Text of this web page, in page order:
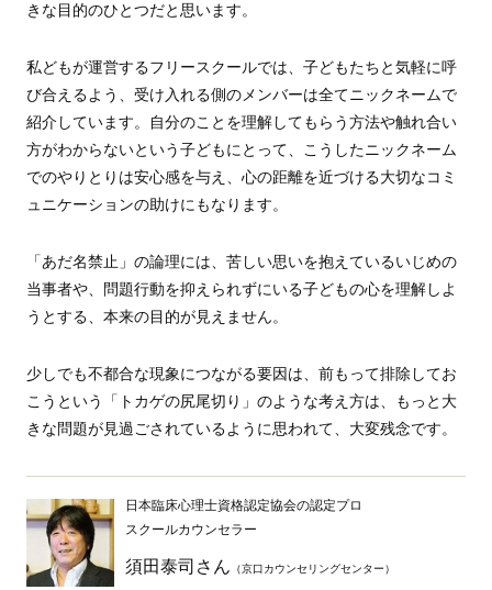
きな目的のひとつだと思います。
私どもが運営するフリースクールでは、子どもたちと気軽に呼
び合えるよう、受け入れる側のメンバーは全てニックネームで
紹介しています。自分のことを理解してもらう方法や触れ合い
方がわからないという子どもにとって、こうしたニックネーム
でのやりとりは安心感を与え、心の距離を近づける大切なコミ
ュニケーションの助けにもなります。
「あだ名禁止」の論理には、苦しい思いを抱えているいじめの
当事者や、問題行動を抑えられずにいる子どもの心を理解しよ
うとする、本来の目的が見えません。
少しでも不都合な現象につながる要因は、前もって排除してお
こうという「トカゲの尻尾切り」のような考え方は、もっと大
きな問題が見過ごされているように思われて、大変残念です。
日本臨床心理士資格認定協会の認定プロ
スクールカウンセラー
須田泰司さん （京口カウンセリングセンター）